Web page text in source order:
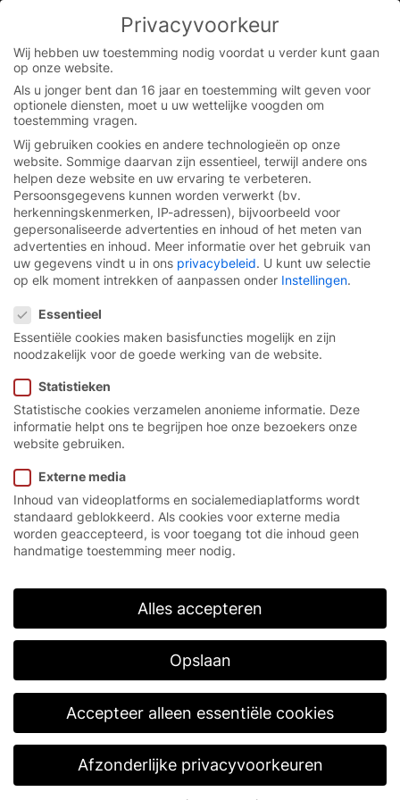
You are currently on the Flemish website.
Switch to the English version.
Skip
content
Snellooppoorten van
EFAFLEX
De modernste
industriepoorten voor de
hoogste eisen op het
gebied van snelheid,
veiligheid en efficiëntie.
Startpagina/Producten
Snellooppoorten van
Privacyvoorkeur
Wij hebben uw toestemming nodig voordat u verder kunt gaan
op onze website.
Als u jonger bent dan 16 jaar en toestemming wilt geven voor
optionele diensten, moet u uw wettelijke voogden om
toestemming vragen.
Wij gebruiken cookies en andere technologieën op onze
website. Sommige daarvan zijn essentieel, terwijl andere ons
helpen deze website en uw ervaring te verbeteren.
Persoonsgegevens kunnen worden verwerkt (bv.
herkenningskenmerken, IP-adressen), bijvoorbeeld voor
gepersonaliseerde advertenties en inhoud of het meten van
advertenties en inhoud. Meer informatie over het gebruik van
uw gegevens vindt u in ons privacybeleid. U kunt uw selectie
op elk moment intrekken of aanpassen onder Instellingen.
Essentieel
Essentiële cookies maken basisfuncties mogelijk en zijn
noodzakelijk voor de goede werking van de website.
Statistieken
Statistische cookies verzamelen anonieme informatie. Deze
informatie helpt ons te begrijpen hoe onze bezoekers onze
website gebruiken.
Externe media
Inhoud van videoplatforms en socialemediaplatforms wordt
standaard geblokkeerd. Als cookies voor externe media
worden geaccepteerd, is voor toegang tot die inhoud geen
handmatige toestemming meer nodig.
Alles accepteren
Opslaan
Accepteer alleen essentiële cookies
Afzonderlijke privacyvoorkeuren